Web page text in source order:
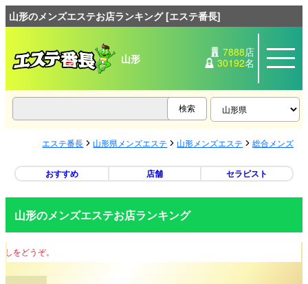
山形のメンズエステお店ランキング [エステ番長]
山形 7888店
30192名
エステ番長 山形県メンズエステ 山形メンズエステ 総合メンズエ
おすすめ 店舗 セラピスト
山形のメンズエステお店ランキング